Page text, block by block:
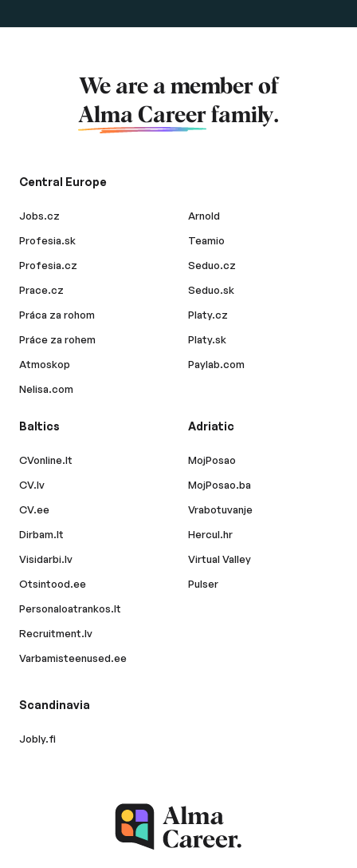
We are a member of
Alma Career family.
Central Europe
Jobs.cz
Profesia.sk
Profesia.cz
Prace.cz
Práca za rohom
Práce za rohem
Atmoskop
Nelisa.com
Arnold
Teamio
Seduo.cz
Seduo.sk
Platy.cz
Platy.sk
Paylab.com
Baltics
CVonline.lt
CV.lv
CV.ee
Dirbam.lt
Visidarbi.lv
Otsintood.ee
Personaloatrankos.lt
Recruitment.lv
Varbamisteenused.ee
Adriatic
MojPosao
MojPosao.ba
Vrabotuvanje
Hercul.hr
Virtual Valley
Pulser
Scandinavia
Jobly.fi